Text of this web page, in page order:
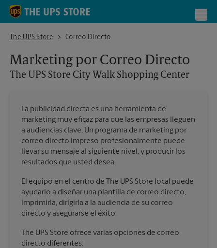
Skip to content
Return to Nav
The UPS Store
The UPS Store City Walk Shopping Center
Correo Directo
Marketing por Correo Directo
The UPS Store City Walk Shopping Center
La publicidad directa es una herramienta de
marketing muy eficaz para que las empresas lleguen
a audiencias clave. Un programa de marketing por
correo directo impreso profesionalmente puede
llevar su mensaje al siguiente nivel, y producir los
resultados que usted desea.
El equipo en el centro de The UPS Store local puede
ayudarlo a diseñar una plantilla de correo directo,
imprimirla, dirigirla a la audiencia de su correo
directo y asegurarse el éxito.
The UPS Store ofrece varias opciones de correo
directo diferentes: